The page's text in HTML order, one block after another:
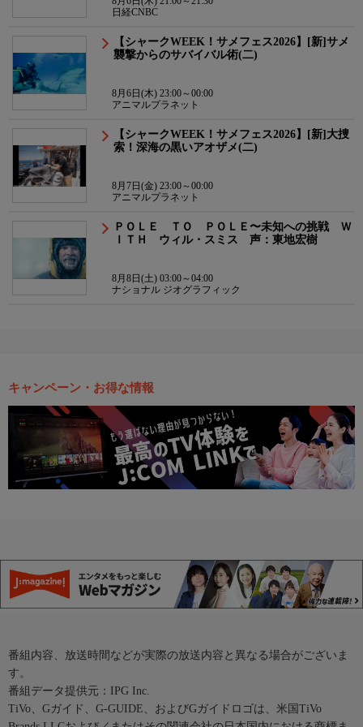
日経CNBC
【シャークWEEK！サメフェス2026】[新]サメ
襲撃からのサバイバル術(二)
8月6日(木) 23:00～00:00
アニマルプラネット
【シャークWEEK！サメフェス2026】[新]大捜
索！深海の黒いアオザメ(二)
8月7日(金) 23:00～00:00
アニマルプラネット
ＰＯＬＥ ＴＯ ＰＯＬＥ〜未知への挑戦 Ｗ
ＩＴＨ ウィル・スミス 声：東地宏樹
8月8日(土) 03:00～04:00
ナショナル ジオグラフィック
キャンペーン・お得な情報
番組内容、放送時間などが実際の放送内容と異なる場合がございま
す。
番組データ提供元：IPG Inc.
TiVo、Gガイド、G-GUIDE、およびGガイドロゴは、米国TiVo